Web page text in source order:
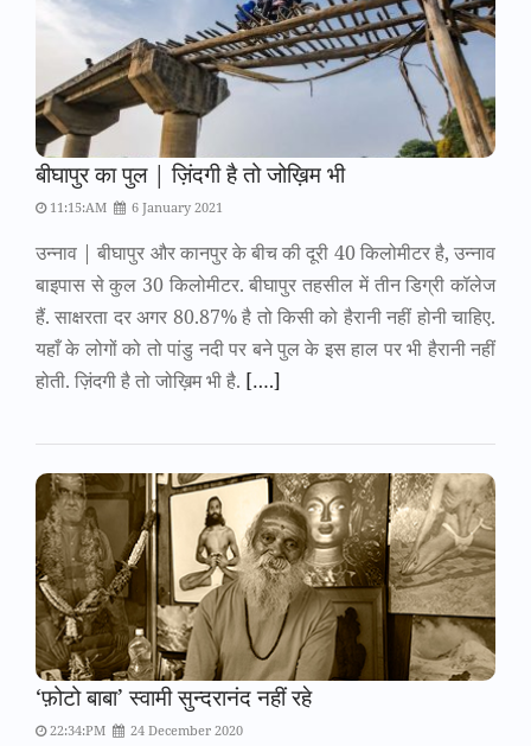
बीघापुर का पुल | ज़िंदगी है तो जोख़िम भी
11:15:AM 6 January 2021
उन्नाव | बीघापुर और कानपुर के बीच की दूरी 40 किलोमीटर है, उन्नाव
बाइपास से कुल 30 किलोमीटर. बीघापुर तहसील में तीन डिग्री कॉलेज
हैं. साक्षरता दर अगर 80.87% है तो किसी को हैरानी नहीं होनी चाहिए.
यहाँ के लोगों को तो पांडु नदी पर बने पुल के इस हाल पर भी हैरानी नहीं
होती. ज़िंदगी है तो जोख़िम भी है. [….]
‘फ़ोटो बाबा’ स्वामी सुन्दरानंद नहीं रहे
22:34:PM 24 December 2020